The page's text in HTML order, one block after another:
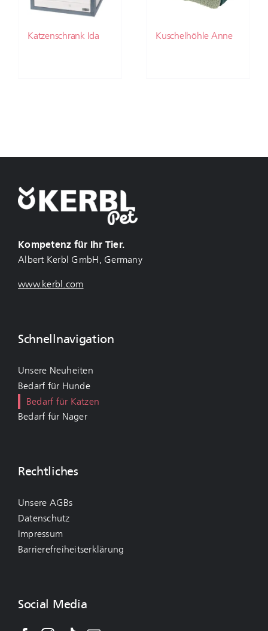
Katzenschrank Ida Kuschelhöhle Anne
Kompetenz für Ihr Tier.
Albert Kerbl GmbH, Germany
www.kerbl.com
Schnellnavigation
Unsere Neuheiten
Bedarf für Hunde
Bedarf für Katzen
Bedarf für Nager
Rechtliches
Unsere AGBs
Datenschutz
Impressum
Barrierefreiheitserklärung
Social Media